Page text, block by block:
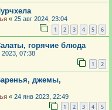
« 25 авг 2024, 23:04
1 2 3 4 5 6
горячие блюда
2023, 07:38
1 2
джемы,
« 24 янв 2023, 22:49
1 2 3 4 5